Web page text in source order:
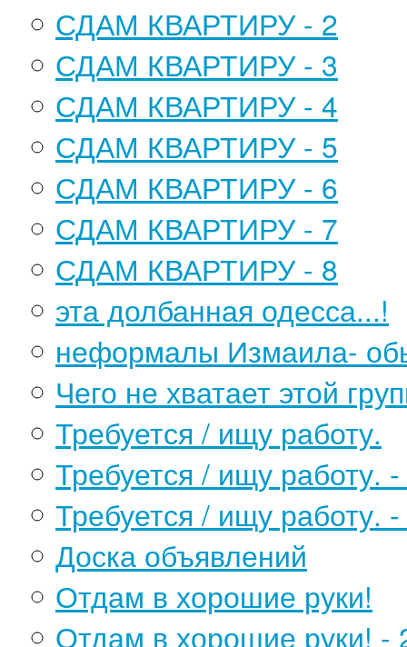
СДАМ КВАРТИРУ - 2
СДАМ КВАРТИРУ - 3
СДАМ КВАРТИРУ - 4
СДАМ КВАРТИРУ - 5
СДАМ КВАРТИРУ - 6
СДАМ КВАРТИРУ - 7
СДАМ КВАРТИРУ - 8
эта долбанная одесса...!
неформалы Измаила-
Чего не хватает этой
Требуется / ищу работу.
Требуется / ищу работу.
Требуется / ищу работу.
Доска объявлений
Отдам в хорошие руки!
Отдам в хорошие руки! -